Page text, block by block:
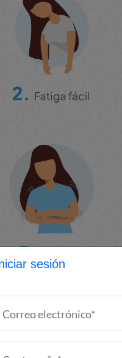
sesión
Correo electrónico*